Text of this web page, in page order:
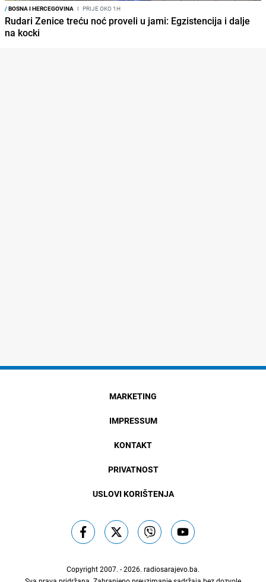
/BOSNA I HERCEGOVINA I PRIJE OKO 1H
Rudari Zenice treću noć proveli u jami: Egzistencija i dalje
na kocki
MARKETING
IMPRESSUM
KONTAKT
PRIVATNOST
USLOVI KORIŠTENJA
Copyright 2007. - 2026. radiosarajevo.ba.